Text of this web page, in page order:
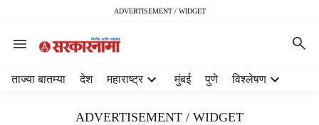
ADVERTISEMENT / WIDGET
ताज्या बातम्या देश महाराष्ट्र मुंबई पुणे विश्लेषण
ADVERTISEMENT / WIDGET